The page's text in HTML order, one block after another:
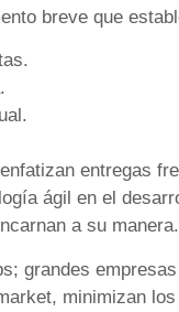
breve que
entregas
ágil en el
a su manera.
grandes
minimizan